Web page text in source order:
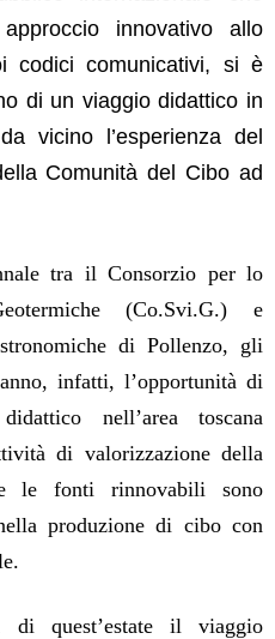
innovativo allo
comunicativi, si è
di un viaggio didattico in
vicino l’esperienza del
Comunità del Cibo ad
tra il Consorzio per lo
(Co.Svi.G.) e
di Pollenzo, gli
infatti, l’opportunità di
nell’area toscana
di valorizzazione della
le fonti rinnovabili sono
produzione di cibo con
di quest’estate il viaggio